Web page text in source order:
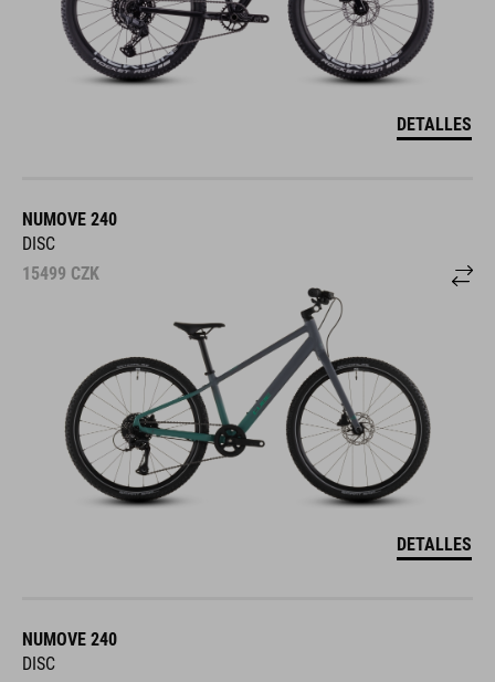
DETALLES
NUMOVE 240
DISC
15499 CZK
DETALLES
NUMOVE 240
DISC